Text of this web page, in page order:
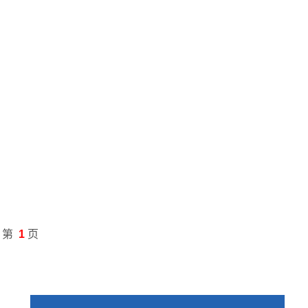
第 1页